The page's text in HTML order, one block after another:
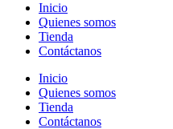
Inicio
Quienes somos
Tienda
Contáctanos
Inicio
Quienes somos
Tienda
Contáctanos